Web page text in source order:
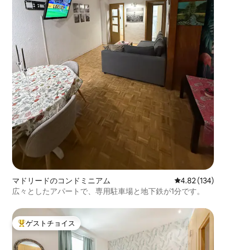
マドリードのコンドミニアム レビュー134
4.82 (134)
広々としたアパートで、専用駐車場と地下鉄が1分です。
大好評のゲストチョイスです。
ゲストチョイス